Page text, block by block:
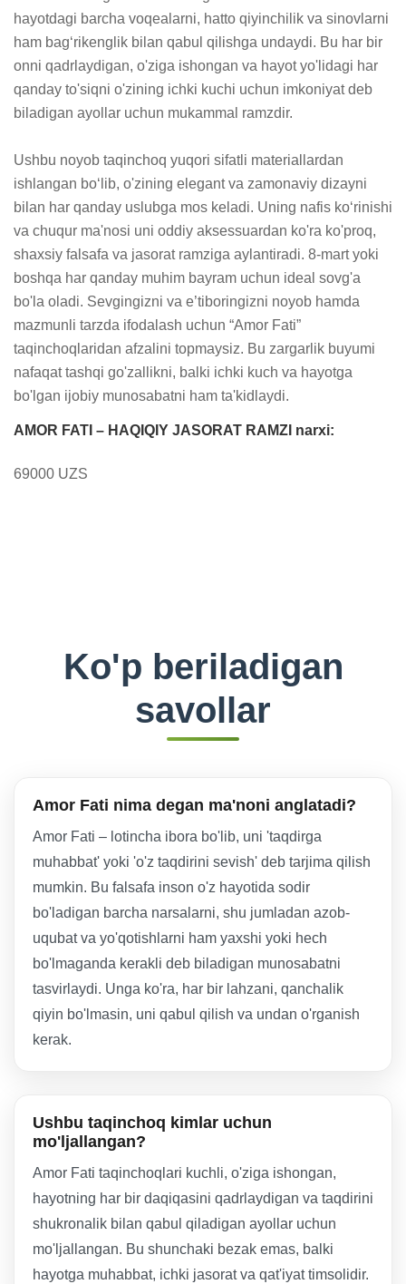
hayotdagi barcha voqealarni, hatto qiyinchilik va sinovlarni
ham bag‘rikenglik bilan qabul qilishga undaydi. Bu har bir
onni qadrlaydigan, o'ziga ishongan va hayot yo'lidagi har
qanday to'siqni o'zining ichki kuchi uchun imkoniyat deb
biladigan ayollar uchun mukammal ramzdir.
Ushbu noyob taqinchoq yuqori sifatli materiallardan
ishlangan bo‘lib, o'zining elegant va zamonaviy dizayni
bilan har qanday uslubga mos keladi. Uning nafis ko‘rinishi
va chuqur ma'nosi uni oddiy aksessuardan ko'ra ko'proq,
shaxsiy falsafa va jasorat ramziga aylantiradi. 8-mart yoki
boshqa har qanday muhim bayram uchun ideal sovg'a
bo'la oladi. Sevgingizni va e’tiboringizni noyob hamda
mazmunli tarzda ifodalash uchun “Amor Fati”
taqinchoqlaridan afzalini topmaysiz. Bu zargarlik buyumi
nafaqat tashqi go'zallikni, balki ichki kuch va hayotga
bo'lgan ijobiy munosabatni ham ta'kidlaydi.
AMOR FATI – HAQIQIY JASORAT RAMZI narxi:
69000 UZS
Ko'p beriladigan
savollar
Amor Fati nima degan ma'noni anglatadi?
Amor Fati – lotincha ibora bo'lib, uni 'taqdirga
muhabbat' yoki 'o'z taqdirini sevish' deb tarjima qilish
mumkin. Bu falsafa inson o'z hayotida sodir
bo'ladigan barcha narsalarni, shu jumladan azob-
uqubat va yo'qotishlarni ham yaxshi yoki hech
bo'lmaganda kerakli deb biladigan munosabatni
tasvirlaydi. Unga ko'ra, har bir lahzani, qanchalik
qiyin bo'lmasin, uni qabul qilish va undan o'rganish
kerak.
Ushbu taqinchoq kimlar uchun
mo'ljallangan?
Amor Fati taqinchoqlari kuchli, o'ziga ishongan,
hayotning har bir daqiqasini qadrlaydigan va taqdirini
shukronalik bilan qabul qiladigan ayollar uchun
mo'ljallangan. Bu shunchaki bezak emas, balki
hayotga muhabbat, ichki jasorat va qat'iyat timsolidir.